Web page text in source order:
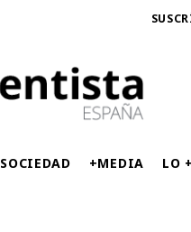
SOCIEDAD +MEDIA LO